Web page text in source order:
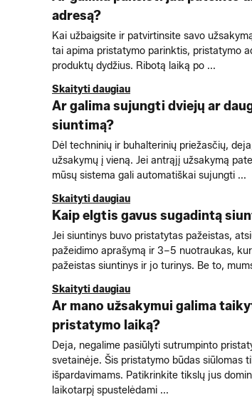
adresą?
Kai užbaigsite ir patvirtinsite savo
tai apima pristatymo parinktis, pristatymo
produktų dydžius. Ribotą laiką po ...
Skaityti daugiau
Ar galima sujungti dviejų ar
siuntimą?
Dėl techninių ir buhalterinių priežasčių,
užsakymų į vieną. Jei antrąjį užsakymą
mūsų sistema gali automatiškai sujungti ...
Skaityti daugiau
Kaip elgtis gavus sugadintą
Jei siuntinys buvo pristatytas pažeistas,
pažeidimo aprašymą ir 3–5 nuotraukas,
pažeistas siuntinys ir jo turinys. Be to,
Skaityti daugiau
Ar mano užsakymui galima
pristatymo laiką?
Deja, negalime pasiūlyti sutrumpinto
svetainėje. Šis pristatymo būdas siūlomas
išpardavimams. Patikrinkite tikslų jus
laikotarpį spustelėdami ...